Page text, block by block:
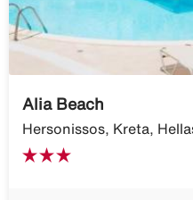
Alia Beach
Hersonissos, Kreta,